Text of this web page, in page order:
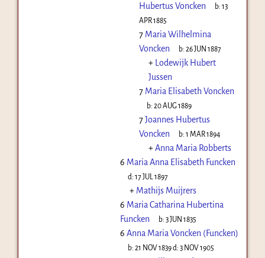
Hubertus Voncken
b:13
APR 1885
7 Maria Wilhelmina
Voncken
b:26 JUN 1887
+ Lodewijk Hubert
Jussen
7 Maria Elisabeth Voncken
b:20 AUG 1889
7Joannes Hubertus
Voncken
b:1 MAR 1894
+Anna Maria Robberts
6 Maria Anna Elisabeth Funcken
d:17 JUL 1897
+ Mathijs Muijrers
6 Maria Catharina Hubertina
Funcken
b:3 JUN 1835
6 Anna Maria Voncken (Funcken)
b:21 NOV 1839d:3 NOV 1905